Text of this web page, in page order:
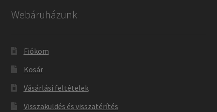
Webáruházunk
Fiókom
Kosár
Vásárlási feltételek
Visszaküldés és visszatérítés